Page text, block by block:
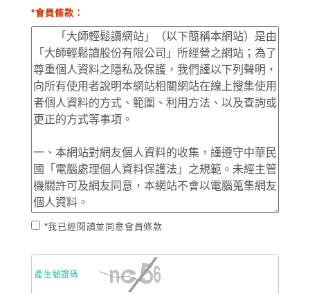
*會員條款：
*我已經閱讀並同意會員條款
產生驗證碼